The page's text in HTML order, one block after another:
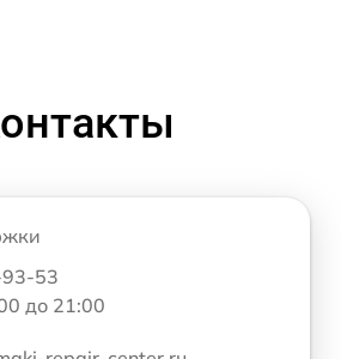
53
до 21:00